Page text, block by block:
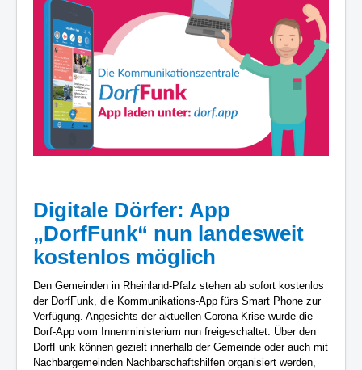
Digitale Dörfer: App
„DorfFunk“ nun landesweit
kostenlos möglich
Den Gemeinden in Rheinland-Pfalz stehen ab sofort kostenlos
der DorfFunk, die Kommunikations-App fürs Smart Phone zur
Verfügung. Angesichts der aktuellen Corona-Krise wurde die
Dorf-App vom Innenministerium nun freigeschaltet. Über den
DorfFunk können gezielt innerhalb der Gemeinde oder auch mit
Nachbargemeinden Nachbarschaftshilfen organisiert werden,